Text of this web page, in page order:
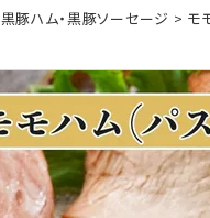
黒豚ハム・黒豚ソーセージ モ